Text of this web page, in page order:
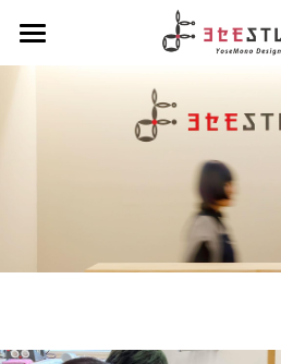
ヨセモSTUDIO
よせものデザインスクール
スクールについて
会員制度について
スタッフ紹介
ディプロマクラスについて
デザインクラス
ホビークラスについて
Workshopクラス